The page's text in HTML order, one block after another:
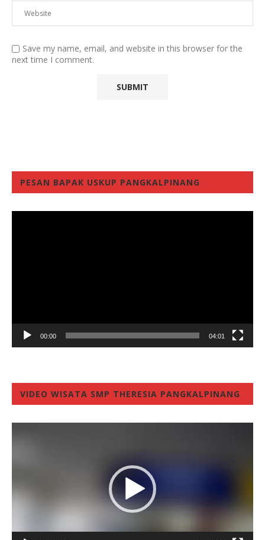
Save my name, email, and website in this browser for the
next time I comment.
PESAN BAPAK USKUP PANGKALPINANG
00:00 04:01
VIDEO WISATA SMP THERESIA PANGKALPINANG